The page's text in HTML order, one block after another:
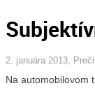
2. januára 2013,
Na automobilovom